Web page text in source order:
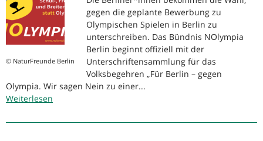
© NaturFreunde Berlin
gegen die geplante Bewerbung zu
Olympischen Spielen in Berlin zu
unterschreiben. Das Bündnis NOlympia
Berlin beginnt offiziell mit der
Unterschriftensammlung für das
Volksbegehren „Für Berlin – gegen
Olympia. Wir sagen Nein zu einer...
Weiterlesen
the